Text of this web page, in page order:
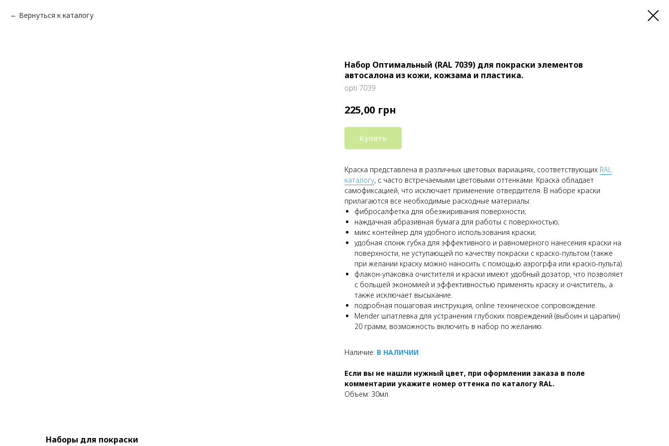
Вернуться к каталогу
Набор Оптимальный (RAL 7039) для покраски элементов
автосалона из кожи, кожзама и пластика.
opti 7039
225,00 грн
Купить
Краска представлена в различных цветовых вариациях, соответствующих RAL
каталогу, с часто встречаемыми цветовыми оттенками. Краска обладает
самофиксацией, что исключает применение отвердителя. В наборе краски
прилагаются все необходимые расходные материалы:
фибросалфетка для обезжиривания поверхности;
наждачная абразивная бумага для работы с поверхностью;
микс контейнер для удобного использования краски;
удобная спонж губка для эффективного и равномерного нанесения краски на
поверхности, не уступающей по качеству покраски с краско-пультом (также
при желании краску можно наносить с помощью аэрогрфа или краско-пульта).
флакон-упаковка очистителя и краски имеют удобный дозатор, что позволяет
с большей экономией и эффективностью применять краску и очиститель, а
также исключает высыхание.
подробная пошаговая инструкция, online техническое сопровождение.
Mender шпатлевка для устранения глубоких повреждений (выбоин и царапин)
20 грамм, возможность включить в набор по желанию.
Наличие: В НАЛИЧИИ
Если вы не нашли нужный цвет, при оформлении заказа в поле
комментарии укажите номер оттенка по каталогу RAL.
Объем: 30мл.
Наборы для покраски